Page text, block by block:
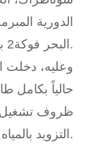
الدورية
البحر فوكة2 بولاية تيبازة.
وعليه،
ظروف تشغيل
التزويد بالمياه.